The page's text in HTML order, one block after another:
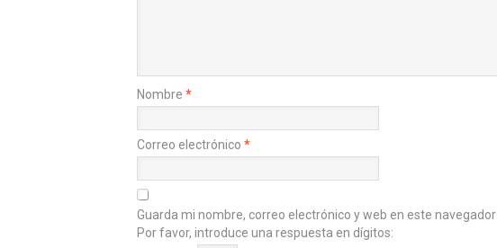
Nombre *
Correo electrónico *
Guarda mi nombre, correo electrónico y web en este
Por favor, introduce una respuesta en dígitos: